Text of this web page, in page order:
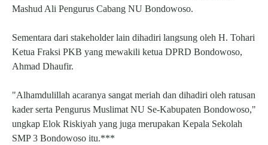
Mashud Ali Pengurus Cabang NU Bondowoso.
Sementara dari stakeholder lain dihadiri langsung oleh H. Tohari
Ketua Fraksi PKB yang mewakili ketua DPRD Bondowoso,
Ahmad Dhaufir.
"Alhamdulillah acaranya sangat meriah dan dihadiri oleh ratusan
kader serta Pengurus Muslimat NU Se-Kabupaten Bondowoso,"
ungkap Elok Riskiyah yang juga merupakan Kepala Sekolah
SMP 3 Bondowoso itu.***